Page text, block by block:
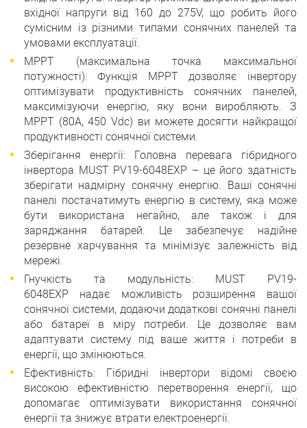
вхідної напруги від 160 до 275V, що робить його
сумісним із різними типами сонячних панелей та
умовами експлуатації.
MPPT (максимальна точка максимальної
потужності): Функція MPPT дозволяє інвертору
оптимізувати продуктивність сонячних панелей,
максимізуючи енергію, яку вони виробляють. З
MPPT (80А, 450 Vdc) ви можете досягти найкращої
продуктивності сонячної системи.
Зберігання енергії: Головна перевага гібридного
інвертора MUST PV19-6048EXP – це його здатність
зберігати надмірну сонячну енергію. Ваші сонячні
панелі постачатимуть енергію в систему, яка може
бути використана негайно, але також і для
заряджання батарей. Це забезпечує надійне
резервне харчування та мінімізує залежність від
мережі.
Гнучкість та модульність: MUST PV19-
6048EXP надає можливість розширення вашої
сонячної системи, додаючи додаткові сонячні панелі
або батареї в міру потреби. Це дозволяє вам
адаптувати систему під ваше життя і потреби в
енергії, що змінюються.
Ефективність: Гібридні інвертори відомі своєю
високою ефективністю перетворення енергії, що
допомагає оптимізувати використання сонячної
енергії та знижує втрати електроенергії.